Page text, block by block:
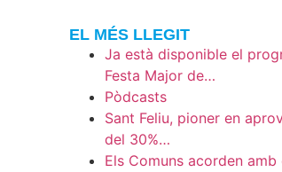
EL MÉS LLEGIT
Ja està disponible el
Festa Major de…
Pòdcasts
Sant Feliu, pioner en
del 30%…
Els Comuns acorden